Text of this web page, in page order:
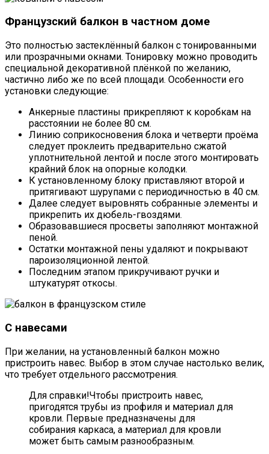
Французский балкон в частном доме
Это полностью застеклённый балкон с тонированными
или прозрачными окнами. Тонировку можно проводить
специальной декоративной плёнкой по желанию,
частично либо же по всей площади. Особенности его
установки следующие:
Анкерные пластины прикрепляют к коробкам на
расстоянии не более 80 см.
Линию соприкосновения блока и четверти проёма
следует проклеить предварительно сжатой
уплотнительной лентой и после этого монтировать
крайний блок на опорные колодки.
К установленному блоку приставляют второй и
притягивают шурупами с периодичностью в 40 см.
Далее следует выровнять собранные элементы и
прикрепить их дюбель-гвоздями.
Образовавшиеся просветы заполняют монтажной
пеной.
Остатки монтажной пены удаляют и покрывают
пароизоляционной лентой.
Последним этапом прикручивают ручки и
штукатурят откосы.
С навесами
При желании, на установленный балкон можно
пристроить навес. Выбор в этом случае настолько велик,
что требует отдельного рассмотрения.
Для справки!Чтобы пристроить навес,
пригодятся трубы из профиля и материал для
кровли. Первые предназначены для
собирания каркаса, а материал для кровли
может быть самым разнообразным.